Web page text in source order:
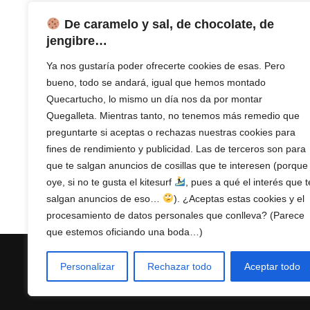
De caramelo y sal, de chocolate, de
jengibre…
Ya nos gustaría poder ofrecerte cookies de esas. Pero
bueno, todo se andará, igual que hemos montado
Quecartucho, lo mismo un día nos da por montar
Quegalleta. Mientras tanto, no tenemos más remedio que
preguntarte si aceptas o rechazas nuestras cookies para
fines de rendimiento y publicidad. Las de terceros son para
que te salgan anuncios de cosillas que te interesen (porque
oye, si no te gusta el kitesurf
, pues a qué el interés que
salgan anuncios de eso…
). ¿Aceptas estas cookies y el
procesamiento de datos personales que conlleva? (Parece
que estemos oficiando una boda…)
Personalizar Rechazar todo Aceptar todo
Impresoras,Impresoras con Ethernet,
Impresoras de inyección
Impresoras WIFI ,Imprimir desde el
movil, Oficina,Pequeñas,Precio por
copia barato,Teletrabajo ,Tinta
Impresora,WiFi Direct
{current_single_title}
en {current_year}